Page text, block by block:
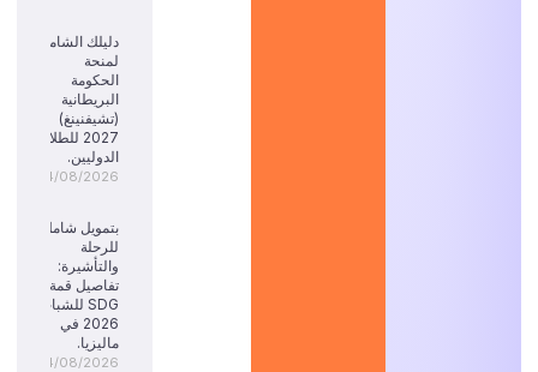
دليلك الشامل
لمنحة
الحكومة
البريطانية
(تشيفنينغ)
2027 للطلاب
الدوليين.
04/08/2026
بتمويل شامل
للرحلة
والتأشيرة:
تفاصيل قمة
SDG للشباب
2026 في
ماليزيا.
04/08/2026